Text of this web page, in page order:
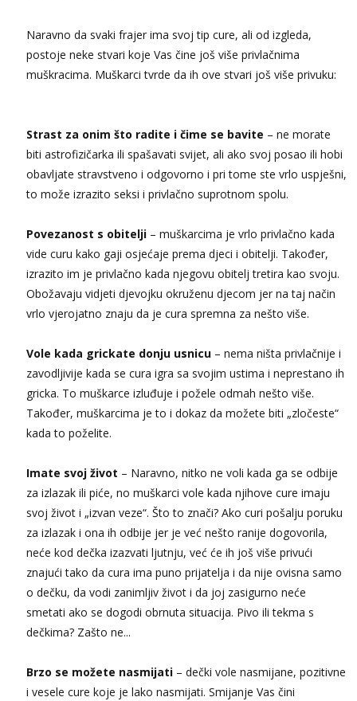
Biljana
Razgovaram :)
064/677-677
Alisa
Čekam tvoj poziv!
Tel:064/677-677- Kod: #106
tel:0,93€ - mob:1,12€ min
Čekam tvoj poziv!
Tel: 064/677-677- Kod: #74
tel:0,93€ - mob:1,12€ min
Razgovaram :)
tel:0,93€ - mob:1,12€ min
Obavijesti me kada se oslobodi
Čekam tvoj poziv!
Naravno da svaki frajer ima svoj tip cure, ali od izgleda,
postoje neke stvari koje Vas čine još više privlačnima
muškracima. Muškarci tvrde da ih ove stvari još više privuku:
Strast za onim što radite i čime se bavite – ne morate
biti astrofizičarka ili spašavati svijet, ali ako svoj posao ili hobi
obavljate stravstveno i odgovorno i pri tome ste vrlo uspješni,
to može izrazito seksi i privlačno suprotnom spolu.
Povezanost s obitelji – muškarcima je vrlo privlačno kada
vide curu kako gaji osjećaje prema djeci i obitelji. Također,
izrazito im je privlačno kada njegovu obitelj tretira kao svoju.
Obožavaju vidjeti djevojku okruženu djecom jer na taj način
vrlo vjerojatno znaju da je cura spremna za nešto više.
Vole kada grickate donju usnicu – nema ništa privlačnije i
zavodljivije kada se cura igra sa svojim ustima i neprestano ih
gricka. To muškarce izluđuje i požele odmah nešto više.
Također, muškarcima je to i dokaz da možete biti „zločeste“
kada to poželite.
Imate svoj život – Naravno, nitko ne voli kada ga se odbije
za izlazak ili piće, no muškarci vole kada njihove cure imaju
svoj život i „izvan veze“. Što to znači? Ako curi pošalju poruku
za izlazak i ona ih odbije jer je već nešto ranije dogovorila,
neće kod dečka izazvati ljutnju, već će ih još više privući
znajući tako da cura ima puno prijatelja i da nije ovisna samo
o dečku, da vodi zanimljiv život i da joj zasigurno neće
smetati ako se dogodi obrnuta situacija. Pivo ili tekma s
dečkima? Zašto ne...
Brzo se možete nasmijati – dečki vole nasmijane, pozitivne
i vesele cure koje je lako nasmijati. Smijanje Vas čini